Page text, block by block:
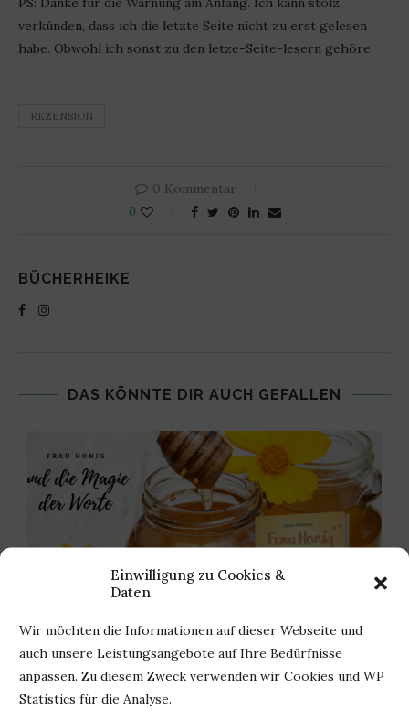
Einwilligung zu Cookies &
Daten
Wir möchten die Informationen auf dieser Webseite und
auch unsere Leistungsangebote auf Ihre Bedürfnisse
anpassen. Zu diesem Zweck verwenden wir Cookies und WP
Statistics für die Analyse.
verkünden, dass ich die letzte Seite nicht zu erst gelesen
habe. Obwohl ich sonst zu den letze-Seite-lesern gehöre.
REZENSION
0 Kommentar
0
BÜCHERHEIKE
DAS KÖNNTE DIR AUCH GEFALLEN
REZENSION – FRAU HONIG UND DIE MAGIE